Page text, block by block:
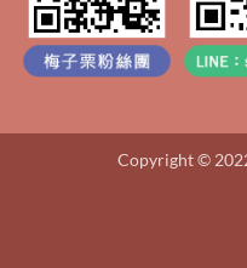
Copyright ©